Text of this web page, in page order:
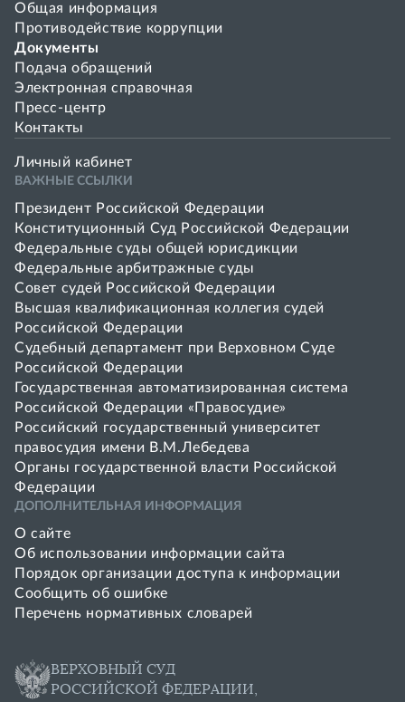
Общая информация
Противодействие коррупции
Документы
Подача обращений
Электронная справочная
Пресс-центр
Контакты
Личный кабинет
ВАЖНЫЕ ССЫЛКИ
Президент Российской Федерации
Конституционный Суд Российской Федерации
Федеральные суды общей юрисдикции
Федеральные арбитражные суды
Совет cудей Российской Федерации
Высшая квалификационная коллегия судей
Российской Федерации
Судебный департамент при Верховном Суде
Российской Федерации
Государственная автоматизированная система
Российской Федерации «Правосудие»
Pоссийский государственный университет
правосудия имени В.М.Лебедева
Органы государственной власти Российской
Федерации
ДОПОЛНИТЕЛЬНАЯ ИНФОРМАЦИЯ
О сайте
Об использовании информации сайта
Порядок организации доступа к информации
Сообщить об ошибке
Перечень нормативных словарей
ВЕРХОВНЫЙ СУД
РОССИЙСКОЙ ФЕДЕРАЦИИ,